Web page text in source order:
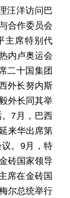
汪洋访问巴
合作委员会
主席特别代
内卢奥运会
二十国集团
外长努内斯
外长同其举
7月，巴西
来华出席第
。9月，特
砖国家领导
席在金砖国
尔总统举行